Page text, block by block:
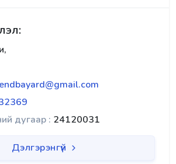
дугаар : 24120031
Дэлгэрэнгүй